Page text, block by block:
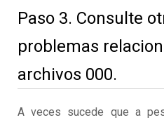
Paso 3. Consulte
problemas
archivos 000.
A veces sucede que a